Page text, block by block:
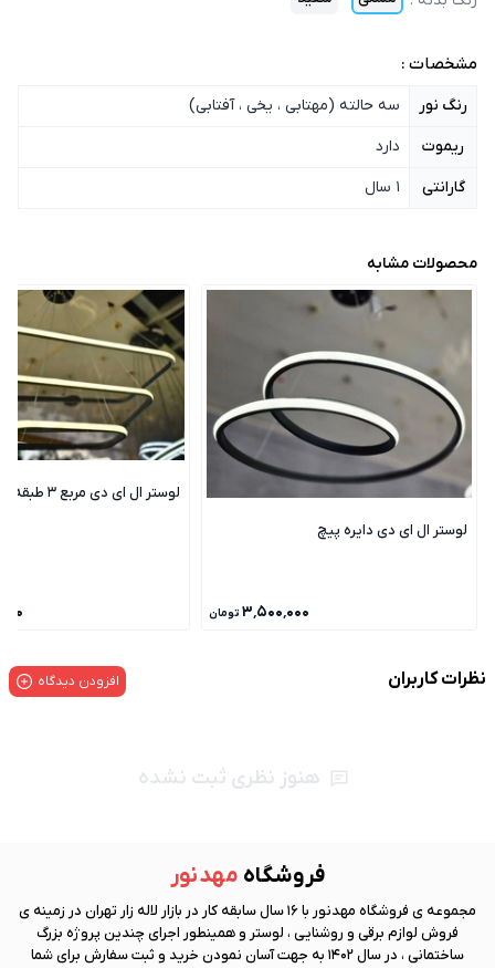
مشخصات :
رنگ نور
سه حالته (مهتابی ، یخی ، آفتابی)
ریموت
دارد
گارانتی
1 سال
محصولات مشابه
لوستر ال ای دی دایره پیچ
۳٬۵۰۰٬۰۰۰ تومان
لوستر ال ای دی مربع 3 طبقه
نظرات کاربران افزودن دیدگاه
هنوز نظری ثبت نشده
فروشگاه مهد نور
مجموعه ی فروشگاه مهد نور
با 16 سال سابقه کار در بازار لاله زار تهران در زمینه ی
فروش لوازم برقی و روشنایی ، لوستر و همینطور اجرای چندین پروژه بزرگ
ساختمانی ، در سال 1402 به جهت آسان نمودن خرید و ثبت سفارش برای شما